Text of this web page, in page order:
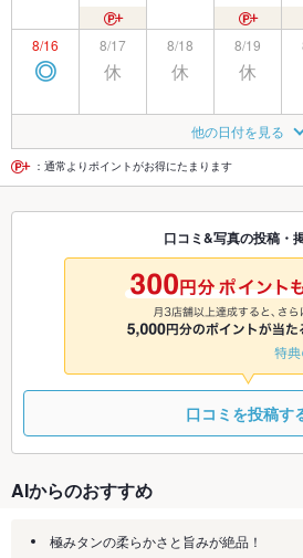
8/16
◎
8/17
休
8/18
休
8/19
休
◎ ◎
8/25
休
8/26
◎
8/30 8/31 9/1
休
9/2
◎
9/8
休
9/9
◎
他の日付を見る
：通常よりポイントがお得にたまります
口コミ&写真の投稿・
口コミを投稿す
AIからのおすすめ
極みタンの柔らかさと旨みが絶品！